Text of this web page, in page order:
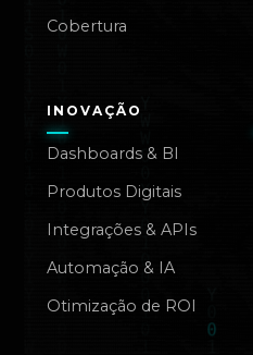
Cobertura
INOVAÇÃO
Dashboards & BI
Produtos Digitais
Integrações & APIs
Automação & IA
Otimização de ROI